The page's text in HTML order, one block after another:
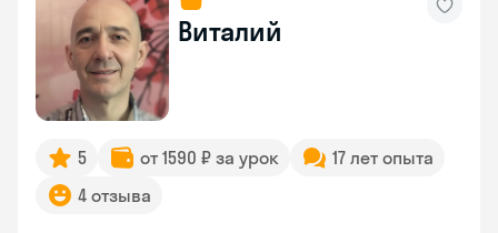
Виталий
5 от 1590 ₽ за урок
17 лет опыта
4 отзыва